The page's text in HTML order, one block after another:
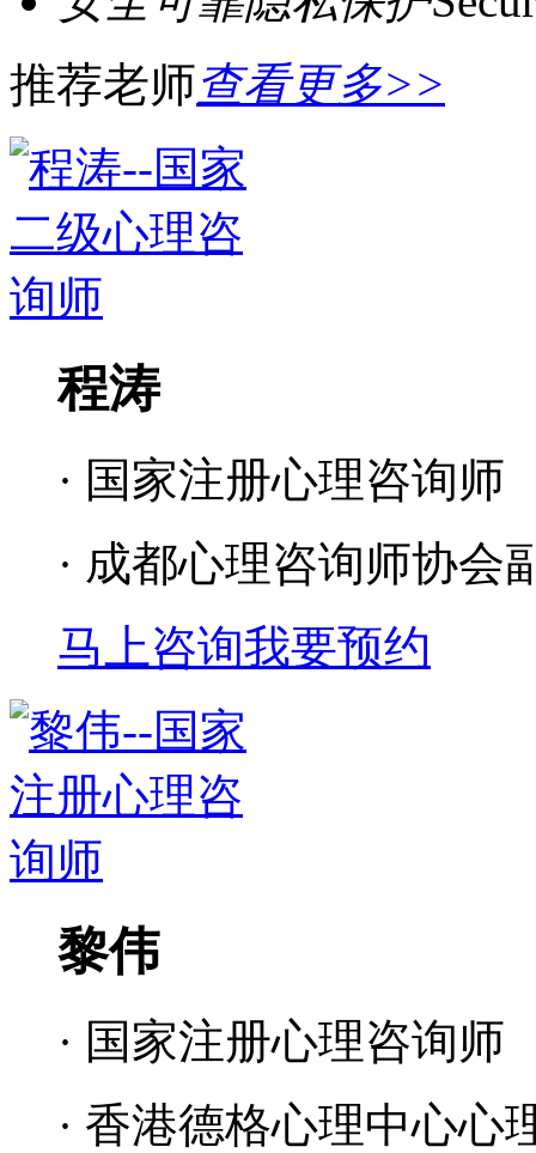
推荐老师查看更多>>
程涛
· 国家注册心理咨询师
· 成都心理咨询师协会
马上咨询我要预约
黎伟
· 国家注册心理咨询师
· 香港德格心理中心心